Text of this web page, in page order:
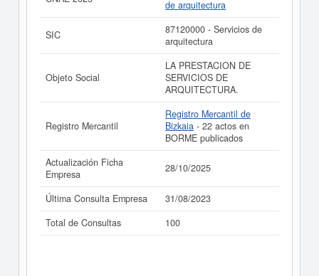
de BILBAO ARQUITECTOS SL
PROFESIONAL (EXTINGUIDA) y consultar los
resultados de sus años de actividad, así como los
balances y cuentas de resultados disponibles.
La última actualización del informe de empresa se ha
realizado el 28/10/2025.
de arquitectura
SIC
87120000 - Servicios de
arquitectura
Objeto Social
LA PRESTACION DE
SERVICIOS DE
ARQUITECTURA.
Registro Mercantil
Registro Mercantil de
Bizkaia - 22 actos en
BORME publicados
Actualización Ficha
Empresa
28/10/2025
Última Consulta Empresa
31/08/2023
Total de Consultas
100